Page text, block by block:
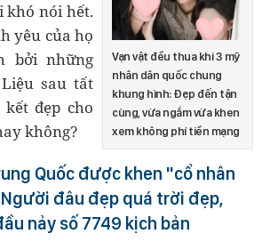
Vạn vật đều thua khi 3 mỹ
nhân dân quốc chung
khung hình: Đẹp đến tận
cùng, vừa ngắm vừa khen
xem không phí tiền mạng
khó nói hết.
yêu của họ
bởi những
sau tất
đẹp cho
không?
Quốc được khen "cổ nhân
đâu đẹp quá trời đẹp,
nảy số 7749 kịch bản